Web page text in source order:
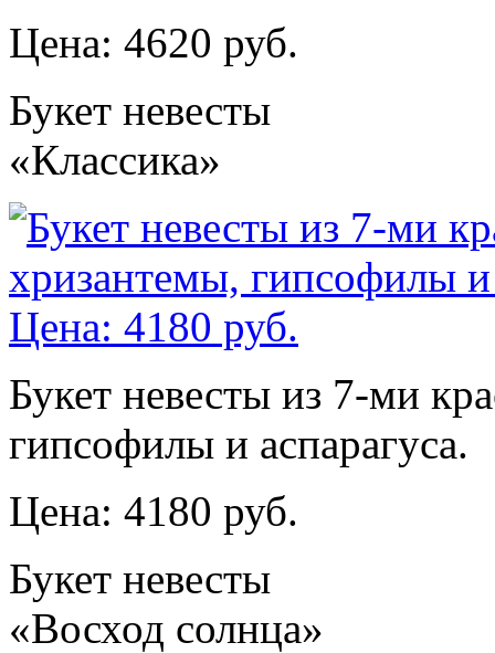
Цена: 4620 руб.
Букет невесты
«Классика»
Букет невесты из 7-ми
гипсофилы и аспарагуса.
Цена: 4180 руб.
Букет невесты
«Восход солнца»